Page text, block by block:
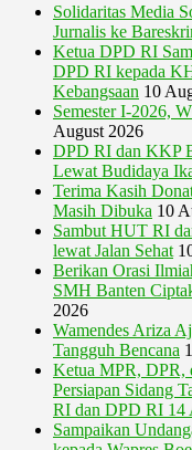
Solidaritas Media
Jurnalis ke
Ketua DPD RI
DPD RI kepada
Kebangsaan 10
Semester I-2026,
August 2026
DPD RI dan KKP
Lewat Budidaya
Terima Kasih
Masih Dibuka 10
Sambut HUT RI
lewat Jalan Sehat
Berikan Orasi
SMH Banten
2026
Wamendes Ariza
Tangguh Bencana
Ketua MPR, DPR,
Persiapan Sidang
RI dan DPD RI 14
Sampaikan